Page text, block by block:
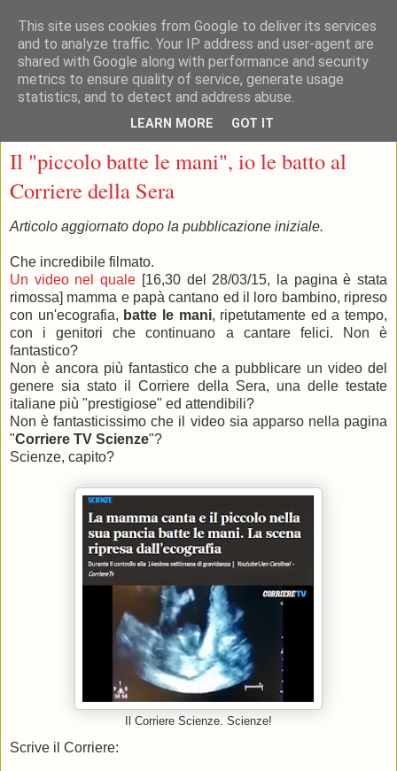
Il "piccolo batte le mani", io le batto al
Corriere della Sera
Articolo aggiornato dopo la pubblicazione iniziale.
Che incredibile filmato.
Un video nel quale [16,30 del 28/03/15, la pagina è stata
rimossa] mamma e papà cantano ed il loro bambino, ripreso
con un'ecografia, batte le mani, ripetutamente ed a tempo,
con i genitori che continuano a cantare felici. Non è
fantastico?
Non è ancora più fantastico che a pubblicare un video del
genere sia stato il Corriere della Sera, una delle testate
italiane più "prestigiose" ed attendibili?
Non è fantasticissimo che il video sia apparso nella pagina
"Corriere TV Scienze"?
Scienze, capito?
Il Corriere Scienze. Scienze!
Scrive il Corriere:
This site uses cookies from Google to deliver its services
and to analyze traffic. Your IP address and user-agent are
shared with Google along with performance and security
metrics to ensure quality of service, generate usage
statistics, and to detect and address abuse.
LEARN MORE GOT IT